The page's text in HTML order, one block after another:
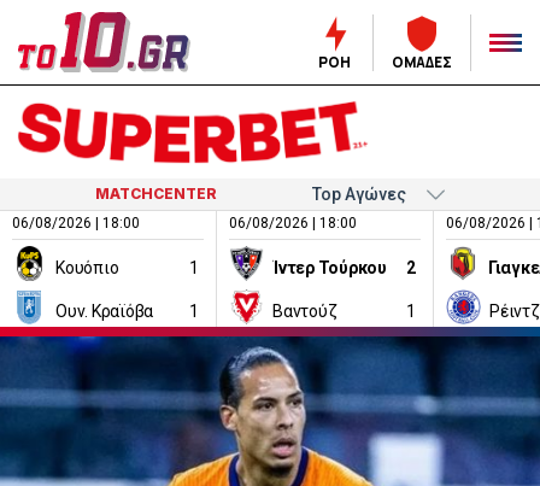
ΡΟΗ ΟΜΑΔΕΣ
MATCHCENTER
06/08/2026 | 18:00
Κουόπιο 1
Ουν. Κραϊόβα 1
06/08/2026 | 18:00
Ίντερ Τούρκου 2
Βαντούζ 1
06/08/2026 |